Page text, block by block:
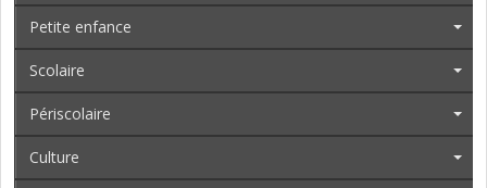
Petite enfance
Scolaire
Périscolaire
Culture